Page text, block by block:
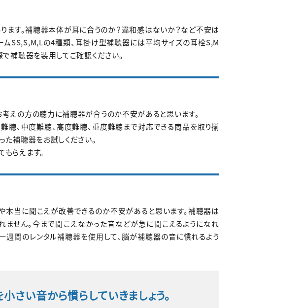
す。補聴器本体が耳に合うのか？違和感はないか？など不安は
ムSS,S,M,Lの4種類、耳掛け型補聴器には平均サイズの耳栓S,M
補聴器を装用してご確認ください。
えの方の聴力に補聴器が合うのか不安があると思います。
、中度難聴、高度難聴、重度難聴まで対応できる商品を取り揃
た補聴器をお試しください。
らえます。
当に聞こえが改善できるのか不安があると思います。補聴器は
せん。今まで聞こえなかった音などが急に聞こえるようになれ
週間のレンタル補聴器を使用して、脳が補聴器の音に慣れるよう
さい音から慣らしていきましょう。